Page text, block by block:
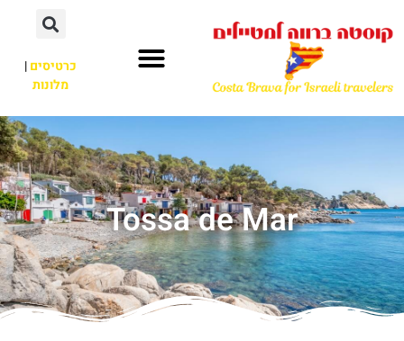
כרטיסים|
מלונות
Tossa de Mar